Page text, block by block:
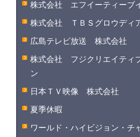
株式会社 エフイーティーブ
株式会社 ＴＢＳグロウディ
広島テレビ放送 株式会社
株式会社 フジクリエイティ
ン
日本ＴＶ映像 株式会社
夏季休暇
ワールド・ハイビジョン・